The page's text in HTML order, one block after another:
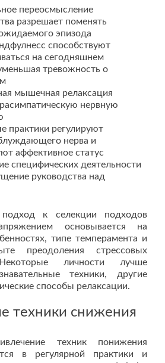
переосмысление
разрешает поменять
эпизода
способствуют
на сегодняшнем
тревожность о
мышечная релаксация
нервную
практики регулируют
нерва и
аффективное статус
специфических деятельности
руководства над
подход к селекции подходов
основывается на
типе темперамента и
преодоления стрессовых
Некоторые личности лучше
техники, другие
способы релаксации.
техники снижения
техник понижения
в регулярной практики и